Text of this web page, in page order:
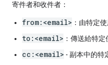
寄件者和收件者：
from:<email> ：由特定
to:<email> ：傳送給特定
cc:<email> - 副本中的特